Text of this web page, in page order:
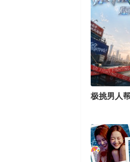
极挑男人